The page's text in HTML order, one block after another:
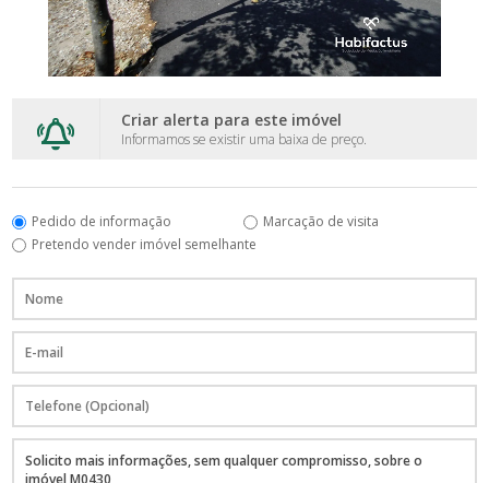
Criar alerta para este imóvel
Informamos se existir uma baixa de preço.
Pedido de informação
Marcação de visita
Pretendo vender imóvel semelhante